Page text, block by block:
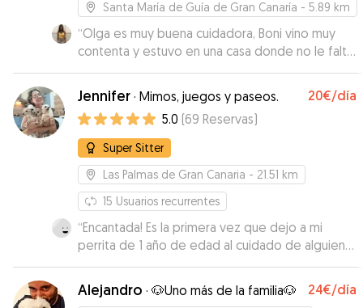
Santa María de Guía de Gran Canaría - 5.89 km
“Olga es muy buena cuidadora, Boni vino muy
contenta y estuvo en una casa donde no le falto
el cariño, repetiré con ella seguro.”
Jennifer · Mimos, juegos y paseos. 20€/día
5.0 (69 Reservas)
Super Sitter
Las Palmas de Gran Canaria - 21.51 km
15 Usuarios recurrentes
“Encantada! Es la primera vez que dejo a mi
perrita de 1 año de edad al cuidado de alguien y
ha sido más de 1 semana. En todo momento
informada, he visto a la perrita feliz con su
cuidadora, con sus nuevos amiguetes. Estoy muy
Alejandro · 🐶Uno más de la familia🐶 24€/día